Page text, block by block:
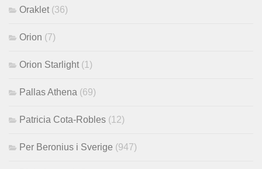
Oraklet(36)
Orion (7)
Orion Starlight(1)
Pallas Athena (69)
Patricia Cota-Robles (12)
Per Beronius i Sverige (947)